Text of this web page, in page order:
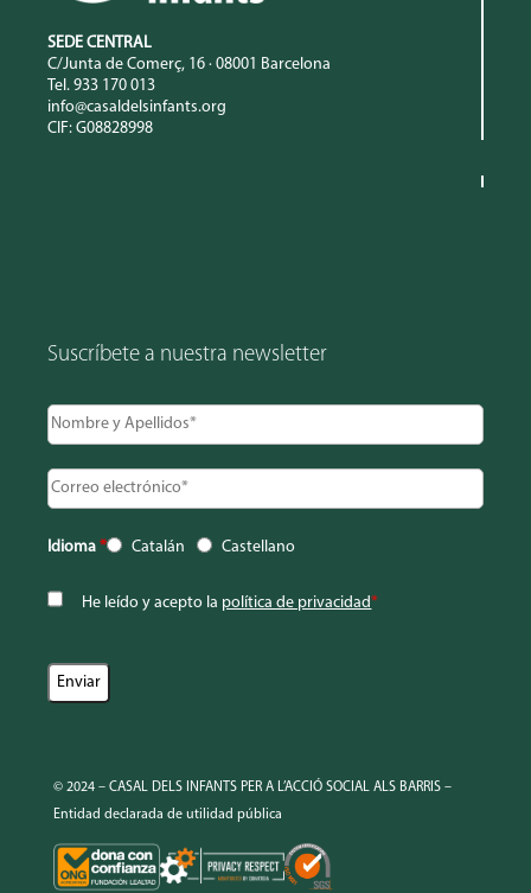
SEDE CENTRAL
C/Junta de Comerç, 16 · 08001 Barcelona
Tel. 933 170 013
info@casaldelsinfants.org
CIF: G08828998
Suscríbete a nuestra newsletter
Idioma * Catalán Castellano
He leído y acepto la política de privacidad*
© 2024 – CASAL DELS INFANTS PER A L’ACCIÓ SOCIAL ALS BARRIS –
Entidad declarada de utilidad pública